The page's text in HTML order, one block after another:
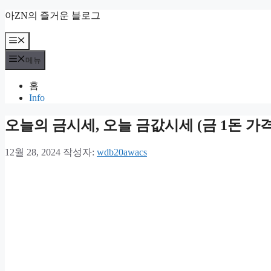
컨
츠
로
아ZN의 즐거운 블로그
메
뉴
메뉴
홈
Info
오늘의 금시세, 오늘 금값시세 (금 1돈 가
12월 28, 2024 작성자: wdb20awacs